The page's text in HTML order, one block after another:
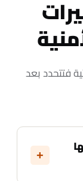
فتتحدد بعد